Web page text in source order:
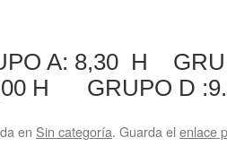
A: 8,30 H
H GRUPO D
en Sin categoría. Guarda el enlace